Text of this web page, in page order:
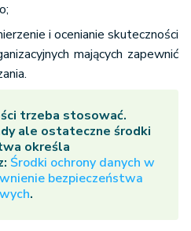
i ocenianie skuteczności
mających zapewnić
trzeba stosować.
ale ostateczne środki
określa
Środki ochrony danych w
bezpieczeństwa
.